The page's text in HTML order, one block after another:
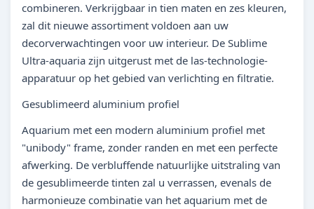
combineren. Verkrijgbaar in tien maten en zes kleuren,
zal dit nieuwe assortiment voldoen aan uw
decorverwachtingen voor uw interieur. De Sublime
Ultra-aquaria zijn uitgerust met de las-technologie-
apparatuur op het gebied van verlichting en filtratie.
Gesublimeerd aluminium profiel
Aquarium met een modern aluminium profiel met
"unibody" frame, zonder randen en met een perfecte
afwerking. De verbluffende natuurlijke uitstraling van
de gesublimeerde tinten zal u verrassen, evenals de
harmonieuze combinatie van het aquarium met de